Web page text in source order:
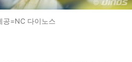
공=NC 다이노스